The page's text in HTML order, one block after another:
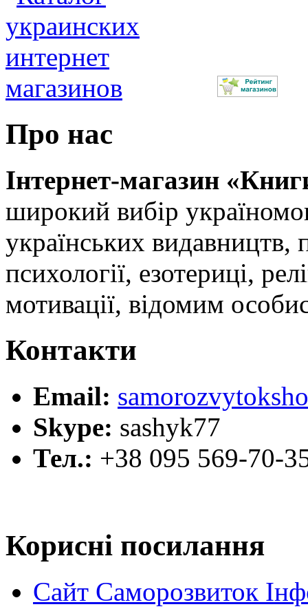
Про нас
Інтернет-магазин
широкий вибір
українських видавництв,
психології, езотериці,
мотивації, відомим
Контакти
Email:
Skype: sashyk77
Тел.: +38 095 569-70-
Корисні посилання
Сайт Саморозвиток